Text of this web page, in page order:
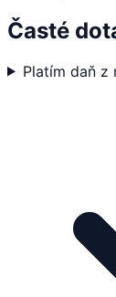
Časté
Platím daň z